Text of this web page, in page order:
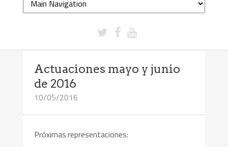
Actuaciones mayo y junio
de 2016
10/05/2016
Próximas representaciones: